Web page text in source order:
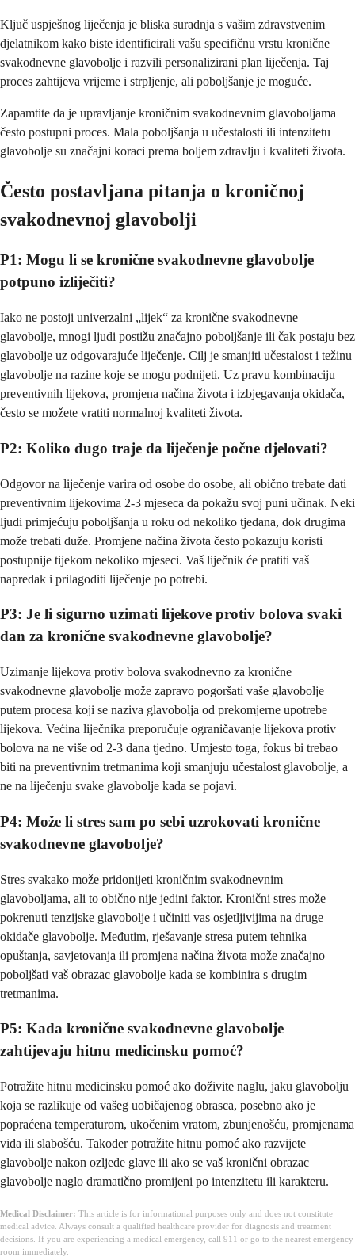
Ključ uspješnog liječenja je bliska suradnja s vašim zdravstvenim
djelatnikom kako biste identificirali vašu specifičnu vrstu kronične
svakodnevne glavobolje i razvili personalizirani plan liječenja. Taj
proces zahtijeva vrijeme i strpljenje, ali poboljšanje je moguće.
Zapamtite da je upravljanje kroničnim svakodnevnim glavoboljama
često postupni proces. Mala poboljšanja u učestalosti ili intenzitetu
glavobolje su značajni koraci prema boljem zdravlju i kvaliteti života.
Često postavljana pitanja o kroničnoj
svakodnevnoj glavobolji
P1: Mogu li se kronične svakodnevne glavobolje
potpuno izliječiti?
Iako ne postoji univerzalni „lijek“ za kronične svakodnevne
glavobolje, mnogi ljudi postižu značajno poboljšanje ili čak postaju bez
glavobolje uz odgovarajuće liječenje. Cilj je smanjiti učestalost i težinu
glavobolje na razine koje se mogu podnijeti. Uz pravu kombinaciju
preventivnih lijekova, promjena načina života i izbjegavanja okidača,
često se možete vratiti normalnoj kvaliteti života.
P2: Koliko dugo traje da liječenje počne djelovati?
Odgovor na liječenje varira od osobe do osobe, ali obično trebate dati
preventivnim lijekovima 2-3 mjeseca da pokažu svoj puni učinak. Neki
ljudi primjećuju poboljšanja u roku od nekoliko tjedana, dok drugima
može trebati duže. Promjene načina života često pokazuju koristi
postupnije tijekom nekoliko mjeseci. Vaš liječnik će pratiti vaš
napredak i prilagoditi liječenje po potrebi.
P3: Je li sigurno uzimati lijekove protiv bolova svaki
dan za kronične svakodnevne glavobolje?
Uzimanje lijekova protiv bolova svakodnevno za kronične
svakodnevne glavobolje može zapravo pogoršati vaše glavobolje
putem procesa koji se naziva glavobolja od prekomjerne upotrebe
lijekova. Većina liječnika preporučuje ograničavanje lijekova protiv
bolova na ne više od 2-3 dana tjedno. Umjesto toga, fokus bi trebao
biti na preventivnim tretmanima koji smanjuju učestalost glavobolje, a
ne na liječenju svake glavobolje kada se pojavi.
P4: Može li stres sam po sebi uzrokovati kronične
svakodnevne glavobolje?
Stres svakako može pridonijeti kroničnim svakodnevnim
glavoboljama, ali to obično nije jedini faktor. Kronični stres može
pokrenuti tenzijske glavobolje i učiniti vas osjetljivijima na druge
okidače glavobolje. Međutim, rješavanje stresa putem tehnika
opuštanja, savjetovanja ili promjena načina života može značajno
poboljšati vaš obrazac glavobolje kada se kombinira s drugim
tretmanima.
P5: Kada kronične svakodnevne glavobolje
zahtijevaju hitnu medicinsku pomoć?
Potražite hitnu medicinsku pomoć ako doživite naglu, jaku glavobolju
koja se razlikuje od vašeg uobičajenog obrasca, posebno ako je
popraćena temperaturom, ukočenim vratom, zbunjenošću, promjenama
vida ili slabošću. Također potražite hitnu pomoć ako razvijete
glavobolje nakon ozljede glave ili ako se vaš kronični obrazac
glavobolje naglo dramatično promijeni po intenzitetu ili karakteru.
Medical Disclaimer: This article is for informational purposes only and does not constitute
medical advice. Always consult a qualified healthcare provider for diagnosis and treatment
decisions. If you are experiencing a medical emergency, call 911 or go to the nearest emergency
room immediately.